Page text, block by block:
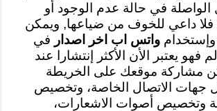
في حالة عدم الوجود أو
فلا داعي للخوف من ضياعها, ويمكن
وإستخدامواتس اب اخر اصدار في
فهو يعتبر الأن الأكثر إنتشارا عند
مشاركة موقعك على الخريطة
جهات الاتصال الخاصة، وتخصيص
وتخصيص أصوات الاشعارات،